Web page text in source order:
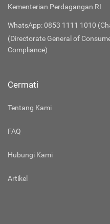
Kementerian Perdagangan RI
WhatsApp: 0853 1111 1010
(Directorate General of
Compliance)
Cermati
Tentang Kami
FAQ
Hubungi Kami
Artikel